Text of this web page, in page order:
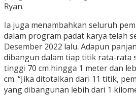
Ryan.
Ia juga menambahkan seluruh
dalam program padat karya telah
Desember 2022 lalu. Adapun
dibangun dalam tiap titik rata-rata
tinggi 70 cm hingga 1 meter dan
cm. “Jika ditotalkan dari 11 titik,
yang dibangunan lebih dari 1